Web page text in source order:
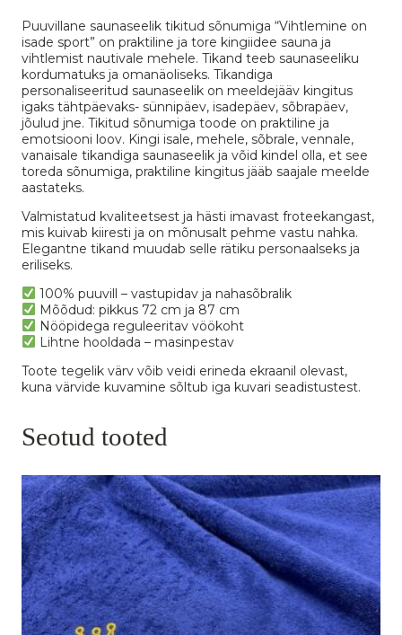
Puuvillane saunaseelik tikitud sõnumiga “Vihtlemine on
isade sport” on praktiline ja tore kingiidee sauna ja
vihtlemist nautivale mehele. Tikand teeb saunaseeliku
kordumatuks ja omanäoliseks. Tikandiga
personaliseeritud saunaseelik on meeldejääv kingitus
igaks tähtpäevaks- sünnipäev, isadepäev, sõbrapäev,
jõulud jne. Tikitud sõnumiga toode on praktiline ja
emotsiooni loov. Kingi isale, mehele, sõbrale, vennale,
vanaisale tikandiga saunaseelik ja võid kindel olla, et see
toreda sõnumiga, praktiline kingitus jääb saajale meelde
aastateks.
Valmistatud kvaliteetsest ja hästi imavast froteekangast,
mis kuivab kiiresti ja on mõnusalt pehme vastu nahka.
Elegantne tikand muudab selle rätiku personaalseks ja
eriliseks.
100% puuvill – vastupidav ja nahasõbralik
Mõõdud: pikkus 72 cm ja 87 cm
Nööpidega reguleeritav vöökoht
Lihtne hooldada – masinpestav
Toote tegelik värv võib veidi erineda ekraanil olevast,
kuna värvide kuvamine sõltub iga kuvari seadistustest.
Seotud tooted